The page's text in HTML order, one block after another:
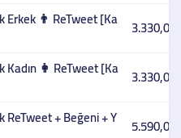
👨 ReTweet [Ka 3.330,00
👩 ReTweet [Ka 3.330,00
+ Beğeni + Y 5.590,00